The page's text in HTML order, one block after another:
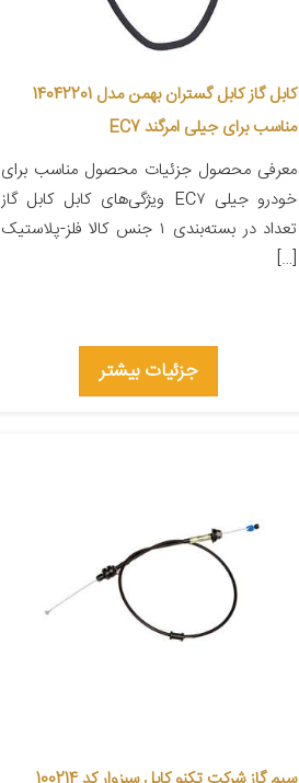
کابل گاز کابل گستران بهمن مدل 14042201
مناسب برای جیلی امرگند EC7
معرفی محصول جزئیات محصول مناسب برای
خودرو جیلی EC۷ ویژگی‌های کابل کابل گاز
تعداد در بسته‌بندی ۱ جنس کالا فلز-پلاستیک
[…]
جزئیات بیشتر